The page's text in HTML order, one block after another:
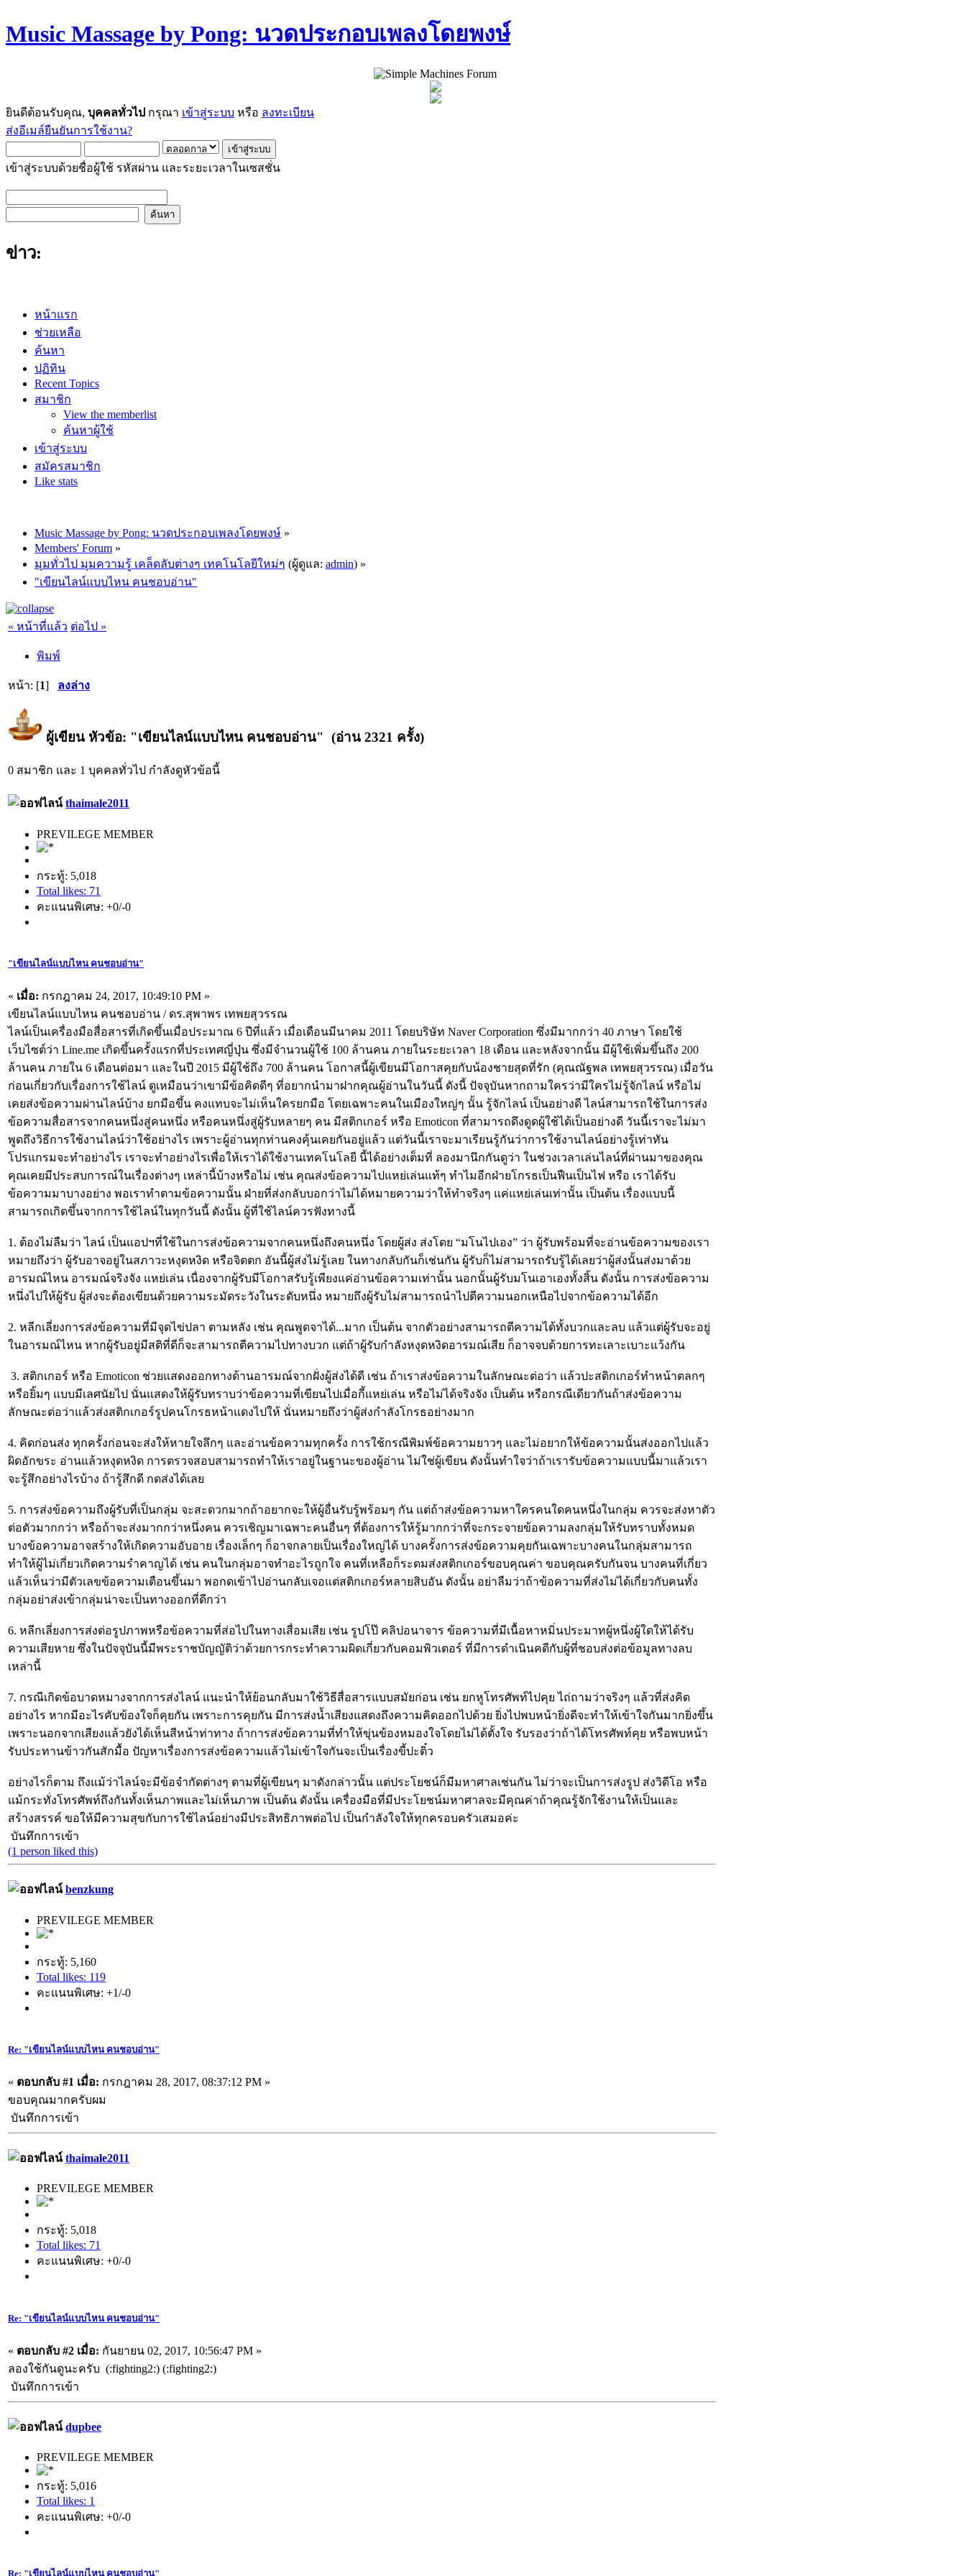
Music Massage by Pong: นวดประกอบเพลงโดยพงษ์
ยินดีต้อนรับคุณ, บุคคลทั่วไป กรุณา เข้าสู่ระบบ หรือ ลงทะเบียน
ส่งอีเมล์ยืนยันการใช้งาน?
เข้าสู่ระบบด้วยชื่อผู้ใช้ รหัสผ่าน และระยะเวลาในเซสชั่น
ข่าว:
หน้าแรก
ช่วยเหลือ
ค้นหา
ปฏิทิน
Recent Topics
สมาชิก
View the memberlist
ค้นหาผู้ใช้
เข้าสู่ระบบ
สมัครสมาชิก
Like stats
Music Massage by Pong: นวดประกอบเพลงโดยพงษ์ »
Members' Forum »
มุมทั่วไป มุมความรู้ เคล็ดลับต่างๆ เทคโนโลยีใหม่ๆ (ผู้ดูแล: admin) »
"เขียนไลน์แบบไหน คนชอบอ่าน"
« หน้าที่แล้ว ต่อไป »
พิมพ์
หน้า: [1] ลงล่าง
ผู้เขียน หัวข้อ: "เขียนไลน์แบบไหน คนชอบอ่าน" (อ่าน 2321 ครั้ง)
0 สมาชิก และ 1 บุคคลทั่วไป กำลังดูหัวข้อนี้
thaimale2011
PREVILEGE MEMBER
กระทู้: 5,018
Total likes: 71
คะแนนพิเศษ: +0/-0
"เขียนไลน์แบบไหน คนชอบอ่าน"
« เมื่อ: กรกฎาคม 24, 2017, 10:49:10 PM »
เขียนไลน์แบบไหน คนชอบอ่าน / ดร.สุพาพร เทพยสุวรรณ
ไลน์เป็นเครื่องมือสื่อสารที่เกิดขึ้นเมื่อประมาณ 6 ปีที่แล้ว เมื่อเดือนมีนาคม 2011 โดยบริษัท Naver Corporation ซึ่งมีมากกว่า 40 ภาษา โดยใช้
เว็บไซต์ว่า Line.me เกิดขึ้นครั้งแรกที่ประเทศญี่ปุ่น ซึ่งมีจำนวนผู้ใช้ 100 ล้านคน ภายในระยะเวลา 18 เดือน และหลังจากนั้น มีผู้ใช้เพิ่มขึ้นถึง 200
ล้านคน ภายใน 6 เดือนต่อมา และในปี 2015 มีผู้ใช้ถึง 700 ล้านคน โอกาสนี้ผู้เขียนมีโอกาสคุยกับน้องชายสุดที่รัก (คุณณัฐพล เทพยสุวรรณ) เมื่อวัน
ก่อนเกี่ยวกับเรื่องการใช้ไลน์ ดูเหมือนว่าเขามีข้อคิดดีๆ ที่อยากนำมาฝากคุณผู้อ่านในวันนี้ ดังนี้ ปัจจุบันหากถามใครว่ามีใครไม่รู้จักไลน์ หรือไม่
เคยส่งข้อความผ่านไลน์บ้าง ยกมือขึ้น คงแทบจะไม่เห็นใครยกมือ โดยเฉพาะคนในเมืองใหญ่ๆ นั้น รู้จักไลน์ เป็นอย่างดี ไลน์สามารถใช้ในการส่ง
ข้อความสื่อสารจากคนหนึ่งสู่คนหนึ่ง หรือคนหนึ่งสู่ผู้รับหลายๆ คน มีสติกเกอร์ หรือ Emoticon ที่สามารถดึงดูดผู้ใช้ได้เป็นอย่างดี วันนี้เราจะไม่มา
พูดถึงวิธีการใช้งานไลน์ว่าใช้อย่างไร เพราะผู้อ่านทุกท่านคงคุ้นเคยกันอยู่แล้ว แต่วันนี้เราจะมาเรียนรู้กันว่าการใช้งานไลน์อย่างรู้เท่าทัน
โปรแกรมจะทำอย่างไร เราจะทำอย่างไรเพื่อให้เราได้ใช้งานเทคโนโลยี นี้ได้อย่างเต็มที่ ลองมานึกกันดูว่า ในช่วงเวลาเล่นไลน์ที่ผ่านมาของคุณ
คุณเคยมีประสบการณ์ในเรื่องต่างๆ เหล่านี้บ้างหรือไม่ เช่น คุณส่งข้อความไปแหย่เล่นแท้ๆ ทำไมอีกฝ่ายโกรธเป็นฟืนเป็นไฟ หรือ เราได้รับ
ข้อความมาบางอย่าง พอเราทำตามข้อความนั้น ฝ่ายที่ส่งกลับบอกว่าไม่ได้หมายความว่าให้ทำจริงๆ แค่แหย่เล่นเท่านั้น เป็นต้น เรื่องแบบนี้
สามารถเกิดขึ้นจากการใช้ไลน์ในทุกวันนี้ ดังนั้น ผู้ที่ใช้ไลน์ควรฟังทางนี้
1. ต้องไม่ลืมว่า ไลน์ เป็นแอปฯที่ใช้ในการส่งข้อความจากคนหนึ่งถึงคนหนึ่ง โดยผู้ส่ง ส่งโดย “มโนไปเอง” ว่า ผู้รับพร้อมที่จะอ่านข้อความของเรา
หมายถึงว่า ผู้รับอาจอยู่ในสภาวะหงุดหงิด หรือจิตตก อันนี้ผู้ส่งไม่รู้เลย ในทางกลับกันก็เช่นกัน ผู้รับก็ไม่สามารถรับรู้ได้เลยว่าผู้ส่งนั้นส่งมาด้วย
อารมณ์ไหน อารมณ์จริงจัง แหย่เล่น เนื่องจากผู้รับมีโอกาสรับรู้เพียงแค่อ่านข้อความเท่านั้น นอกนั้นผู้รับมโนเอาเองทั้งสิ้น ดังนั้น การส่งข้อความ
หนึ่งไปให้ผู้รับ ผู้ส่งจะต้องเขียนด้วยความระมัดระวังในระดับหนึ่ง หมายถึงผู้รับไม่สามารถนำไปตีความนอกเหนือไปจากข้อความได้อีก
2. หลีกเลี่ยงการส่งข้อความที่มีจุดไข่ปลา ตามหลัง เช่น คุณพูดจาได้...มาก เป็นต้น จากตัวอย่างสามารถตีความได้ทั้งบวกและลบ แล้วแต่ผู้รับจะอยู่
ในอารมณ์ไหน หากผู้รับอยู่มีสติที่ดีก็จะสามารถตีความไปทางบวก แต่ถ้าผู้รับกำลังหงุดหงิดอารมณ์เสีย ก็อาจจบด้วยการทะเลาะเบาะแว้งกัน
3. สติกเกอร์ หรือ Emoticon ช่วยแสดงออกทางด้านอารมณ์จากฝั่งผู้ส่งได้ดี เช่น ถ้าเราส่งข้อความในลักษณะต่อว่า แล้วปะสติกเกอร์ทำหน้าตลกๆ
หรือยิ้มๆ แบบมีเลศนัยไป นั่นแสดงให้ผู้รับทราบว่าข้อความที่เขียนไปเมื่อกี้แหย่เล่น หรือไม่ได้จริงจัง เป็นต้น หรือกรณีเดียวกันถ้าส่งข้อความ
ลักษณะต่อว่าแล้วส่งสติกเกอร์รูปคนโกรธหน้าแดงไปให้ นั่นหมายถึงว่าผู้ส่งกำลังโกรธอย่างมาก
4. คิดก่อนส่ง ทุกครั้งก่อนจะส่งให้หายใจลึกๆ และอ่านข้อความทุกครั้ง การใช้กรณีพิมพ์ข้อความยาวๆ และไม่อยากให้ข้อความนั้นส่งออกไปแล้ว
ผิดอักขระ อ่านแล้วหงุดหงิด การตรวจสอบสามารถทำให้เราอยู่ในฐานะของผู้อ่าน ไม่ใช่ผู้เขียน ดังนั้นทำใจว่าถ้าเรารับข้อความแบบนี้มาแล้วเรา
จะรู้สึกอย่างไรบ้าง ถ้ารู้สึกดี กดส่งได้เลย
5. การส่งข้อความถึงผู้รับที่เป็นกลุ่ม จะสะดวกมากถ้าอยากจะให้ผู้อื่นรับรู้พร้อมๆ กัน แต่ถ้าส่งข้อความหาใครคนใดคนหนึ่งในกลุ่ม ควรจะส่งหาตัว
ต่อตัวมากกว่า หรือถ้าจะส่งมากกว่าหนึ่งคน ควรเชิญมาเฉพาะคนอื่นๆ ที่ต้องการให้รู้มากกว่าที่จะกระจายข้อความลงกลุ่มให้รับทราบทั้งหมด
บางข้อความอาจสร้างให้เกิดความอับอาย เรื่องเล็กๆ ก็อาจกลายเป็นเรื่องใหญ่ได้ บางครั้งการส่งข้อความคุยกันเฉพาะบางคนในกลุ่มสามารถ
ทำให้ผู้ไม่เกี่ยวเกิดความรำคาญได้ เช่น คนในกลุ่มอาจทำอะไรถูกใจ คนที่เหลือก็ระดมส่งสติกเกอร์ขอบคุณค่า ขอบคุณครับกันจน บางคนที่เกี่ยว
แล้วเห็นว่ามีตัวเลขข้อความเตือนขึ้นมา พอกดเข้าไปอ่านกลับเจอแต่สติกเกอร์หลายสิบอัน ดังนั้น อย่าลืมว่าถ้าข้อความที่ส่งไม่ได้เกี่ยวกับคนทั้ง
กลุ่มอย่าส่งเข้ากลุ่มน่าจะเป็นทางออกที่ดีกว่า
6. หลีกเลี่ยงการส่งต่อรูปภาพหรือข้อความที่ส่อไปในทางเสื่อมเสีย เช่น รูปโป๊ คลิปอนาจาร ข้อความที่มีเนื้อหาหมิ่นประมาทผู้หนึ่งผู้ใดให้ได้รับ
ความเสียหาย ซึ่งในปัจจุบันนี้มีพระราชบัญญัติว่าด้วยการกระทำความผิดเกี่ยวกับคอมพิวเตอร์ ที่มีการดำเนินคดีกับผู้ที่ชอบส่งต่อข้อมูลทางลบ
เหล่านี้
7. กรณีเกิดข้อบาดหมางจากการส่งไลน์ แนะนำให้ย้อนกลับมาใช้วิธีสื่อสารแบบสมัยก่อน เช่น ยกหูโทรศัพท์ไปคุย ไถ่ถามว่าจริงๆ แล้วที่ส่งคิด
อย่างไร หากมีอะไรคับข้องใจก็คุยกัน เพราะการคุยกัน มีการส่งน้ำเสียงแสดงถึงความคิดออกไปด้วย ยิ่งไปพบหน้ายิ่งดีจะทำให้เข้าใจกันมากยิ่งขึ้น
เพราะนอกจากเสียงแล้วยังได้เห็นสีหน้าท่าทาง ถ้าการส่งข้อความที่ทำให้ขุ่นข้องหมองใจโดยไม่ได้ตั้งใจ รับรองว่าถ้าได้โทรศัพท์คุย หรือพบหน้า
รับประทานข้าวกันสักมื้อ ปัญหาเรื่องการส่งข้อความแล้วไม่เข้าใจกันจะเป็นเรื่องขี้ปะติ๋ว
อย่างไรก็ตาม ถึงแม้ว่าไลน์จะมีข้อจำกัดต่างๆ ตามที่ผู้เขียนๆ มาดังกล่าวนั้น แต่ประโยชน์ก็มีมหาศาลเช่นกัน ไม่ว่าจะเป็นการส่งรูป ส่งวิดีโอ หรือ
แม้กระทั่งโทรศัพท์ถึงกันทั้งเห็นภาพและไม่เห็นภาพ เป็นต้น ดังนั้น เครื่องมือที่มีประโยชน์มหาศาลจะมีคุณค่าถ้าคุณรู้จักใช้งานให้เป็นและ
สร้างสรรค์ ขอให้มีความสุขกับการใช้ไลน์อย่างมีประสิทธิภาพต่อไป เป็นกำลังใจให้ทุกครอบครัวเสมอค่ะ
บันทึกการเข้า
(1 person liked this)
benzkung
PREVILEGE MEMBER
กระทู้: 5,160
Total likes: 119
คะแนนพิเศษ: +1/-0
Re: "เขียนไลน์แบบไหน คนชอบอ่าน"
« ตอบกลับ #1 เมื่อ: กรกฎาคม 28, 2017, 08:37:12 PM »
ขอบคุณมากครับผม
บันทึกการเข้า
thaimale2011
PREVILEGE MEMBER
กระทู้: 5,018
Total likes: 71
คะแนนพิเศษ: +0/-0
Re: "เขียนไลน์แบบไหน คนชอบอ่าน"
« ตอบกลับ #2 เมื่อ: กันยายน 02, 2017, 10:56:47 PM »
ลองใช้กันดูนะครับ (:fighting2:) (:fighting2:)
บันทึกการเข้า
dupbee
PREVILEGE MEMBER
กระทู้: 5,016
Total likes: 1
คะแนนพิเศษ: +0/-0
Re: "เขียนไลน์แบบไหน คนชอบอ่าน"